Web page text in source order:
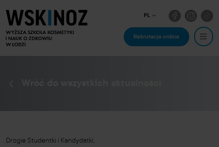
PL
Rekrutacja online
Drogie Studentki i Kandydatki,